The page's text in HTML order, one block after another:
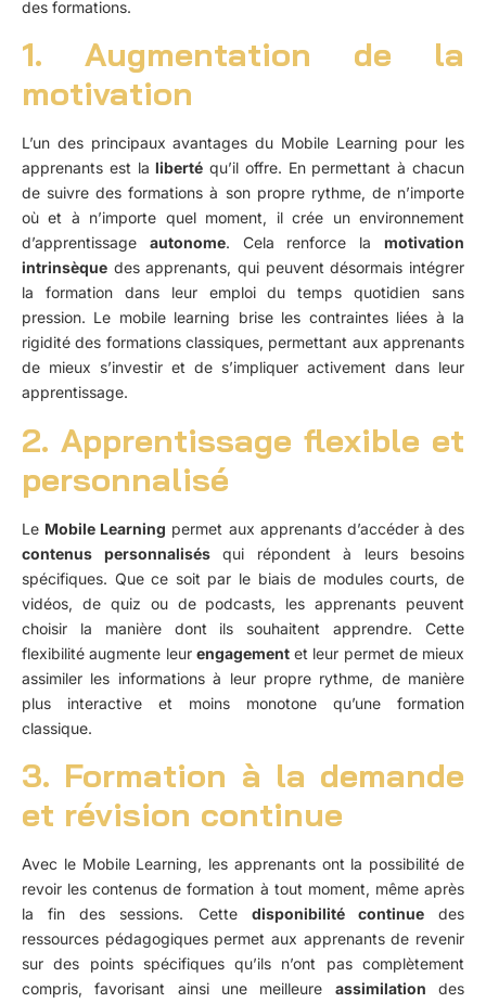
des formations.
1. Augmentation de la
motivation
L’un des principaux avantages du Mobile Learning pour les
apprenants est laliberté qu’il offre. En permettant à chacun
de suivre des formations à son propre rythme, de n’importe
où et à n’importe quel moment, il crée un environnement
d’apprentissage autonome. Cela renforce lamotivation
intrinsèque des apprenants, qui peuvent désormais intégrer
la formation dans leur emploi du temps quotidien sans
pression. Le mobile learning brise les contraintes liées à la
rigidité des formations classiques, permettant aux apprenants
de mieux s’investir et de s’impliquer activement dans leur
apprentissage.
2. Apprentissage flexible et
personnalisé
Le Mobile Learning permet aux apprenants d’accéder à des
contenus personnalisésqui répondent à leurs besoins
spécifiques. Que ce soit par le biais de modules courts, de
vidéos, de quiz ou de podcasts, les apprenants peuvent
choisir la manière dont ils souhaitent apprendre. Cette
flexibilité augmente leur engagementet leur permet de mieux
assimiler les informations à leur propre rythme, de manière
plus interactive et moins monotone qu’une formation
classique.
3. Formation à la demande
et révision continue
Avec le Mobile Learning, les apprenants ont la possibilité de
revoir les contenus de formation à tout moment, même après
la fin des sessions. Cette disponibilité continuedes
ressources pédagogiques permet aux apprenants de revenir
sur des points spécifiques qu’ils n’ont pas complètement
compris, favorisant ainsi une meilleure assimilation des